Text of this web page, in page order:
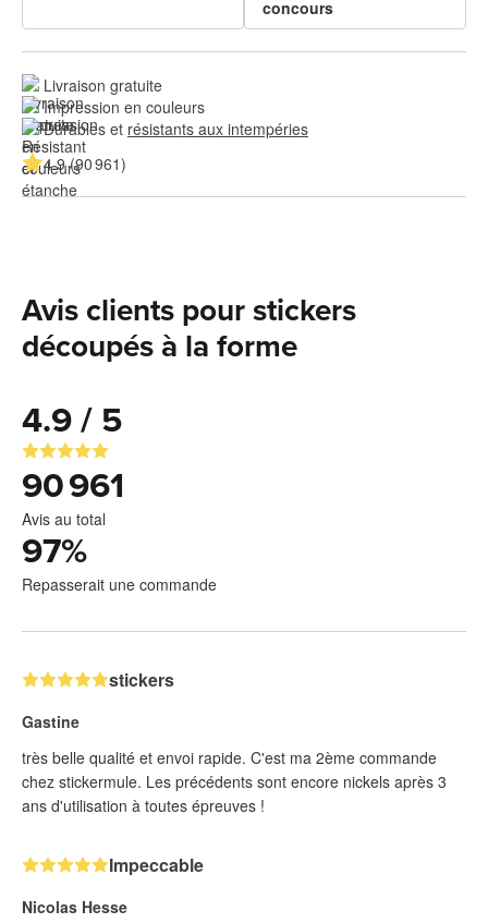
concours
Livraison gratuite
Impression en couleurs
Durables et résistants aux intempéries
4.9 (90 961)
Avis clients pour stickers
découpés à la forme
4.9 / 5
90 961
Avis au total
97%
Repasserait une commande
stickers
Gastine
très belle qualité et envoi rapide. C'est ma 2ème commande
chez stickermule. Les précédents sont encore nickels après 3
ans d'utilisation à toutes épreuves !
Impeccable
Nicolas Hesse